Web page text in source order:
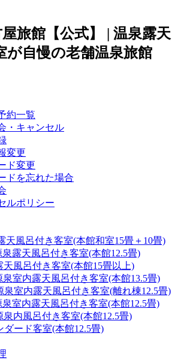
旅館【公式】 | 温泉露天
が自慢の老舗温泉旅館
約一覧
・キャンセル
変更
ド変更
ドを忘れた場合
ルポリシー
天風呂付き客室(本館和室15畳＋10畳)
泉露天風呂付き客室(本館12.5畳)
天風呂付き客室(本館15畳以上)
室内露天風呂付き客室(本館13.5畳)
泉室内露天風呂付き客室(離れ棟12.5畳)
泉室内露天風呂付き客室(本館12.5畳)
泉内風呂付き客室(本館12.5畳)
ダード客室(本館12.5畳)